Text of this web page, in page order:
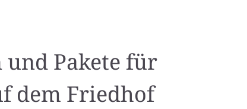
und Pakete für
dem Friedhof